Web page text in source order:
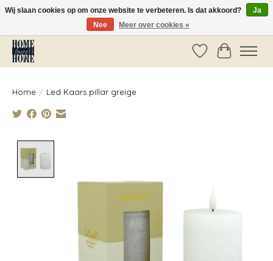
Vóór 14:00 besteld, dezelfde dag verzonden!
Verlanglijst
Home / Led Kaars pillar greige
Wij slaan cookies op om onze website te verbeteren. Is dat akkoord?
Ja
Nee
Meer over cookies »